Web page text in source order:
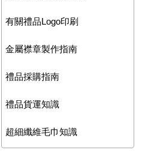
有關禮品Logo印刷
金屬襟章製作指南
禮品採購指南
禮品貨運知識
超細纖維毛巾知識